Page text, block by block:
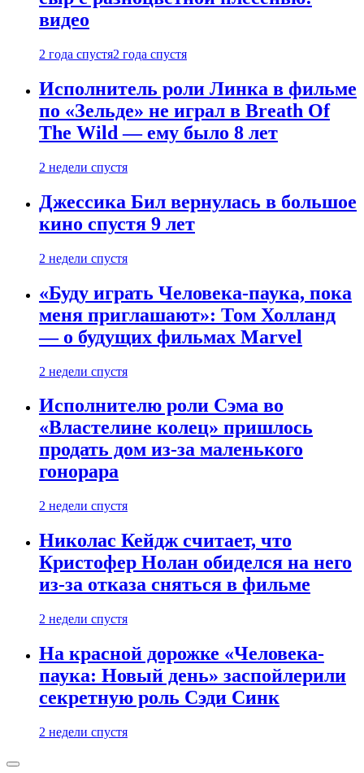
видео
2 года спустя2 года спустя
Исполнитель роли Линка в фильме
по «Зельде» не играл в Breath Of
The Wild — ему было 8 лет
2 недели спустя
Джессика Бил вернулась в большое
кино спустя 9 лет
2 недели спустя
«Буду играть Человека-паука, пока
меня приглашают»: Том Холланд
— о будущих фильмах Marvel
2 недели спустя
Исполнителю роли Сэма во
«Властелине колец» пришлось
продать дом из-за маленького
гонорара
2 недели спустя
Николас Кейдж считает, что
Кристофер Нолан обиделся на него
из-за отказа сняться в фильме
2 недели спустя
На красной дорожке «Человека-
паука: Новый день» заспойлерили
секретную роль Сэди Синк
2 недели спустя